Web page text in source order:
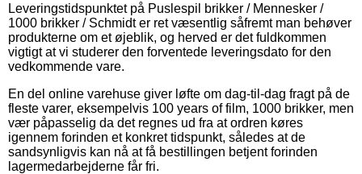
Leveringstidspunktet på Puslespil brikker / Mennesker /
1000 brikker / Schmidt er ret væsentlig såfremt man behøver
produkterne om et øjeblik, og herved er det fuldkommen
vigtigt at vi studerer den forventede leveringsdato for den
vedkommende vare.
En del online varehuse giver løfte om dag-til-dag fragt på de
fleste varer, eksempelvis 100 years of film, 1000 brikker, men
vær påpasselig da det regnes ud fra at ordren køres
igennem forinden et konkret tidspunkt, således at de
sandsynligvis kan nå at få bestillingen betjent forinden
lagermedarbejderne får fri.